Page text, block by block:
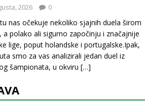
2026 0
nas očekuje nekoliko sjajnih duela širom
a polako ali sigurno započinju i značajnije
lige, poput holandske i portugalske.Ipak,
smo za vas analizirali jedan duel iz
šampionata, u okviru […]